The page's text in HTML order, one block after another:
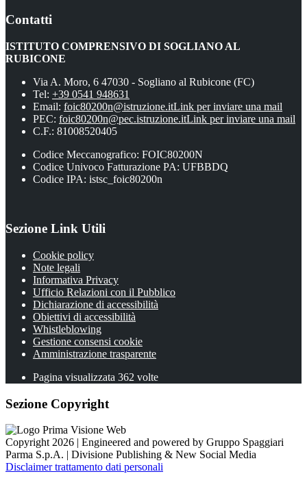
Contatti
ISTITUTO COMPRENSIVO DI SOGLIANO AL
RUBICONE
Via A. Moro, 6 47030 - Sogliano al Rubicone (FC)
Tel: +39 0541 948631
Email: foic80200n@istruzione.itLink per inviare una mail
PEC: foic80200n@pec.istruzione.itLink per inviare una mail
C.F.: 81008520405
Codice Meccanografico: FOIC80200N
Codice Univoco Fatturazione PA: UFBBDQ
Codice IPA: istsc_foic80200n
Sezione Link Utili
Cookie policy
Note legali
Informativa Privacy
Ufficio Relazioni con il Pubblico
Dichiarazione di accessibilità
Obiettivi di accessibilità
Whistleblowing
Gestione consensi cookie
Amministrazione trasparente
Pagina visualizzata 362 volte
Sezione Copyright
Copyright 2026 | Engineered and powered by Gruppo Spaggiari
Parma S.p.A. | Divisione Publishing & New Social Media
Disclaimer trattamento dati personali